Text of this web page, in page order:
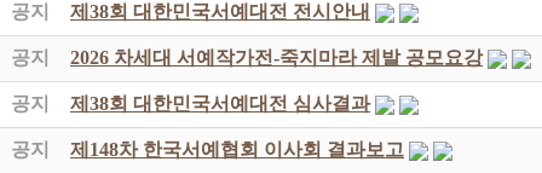
공지 제38회 대한민국서예대전 전시안내
공지 2026 차세대 서예작가전-죽지마라 제발 공모요강
공지 제38회 대한민국서예대전 심사결과
공지 제148차 한국서예협회 이사회 결과보고